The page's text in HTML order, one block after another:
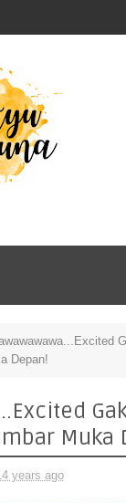
Depan!
Muka
years ago